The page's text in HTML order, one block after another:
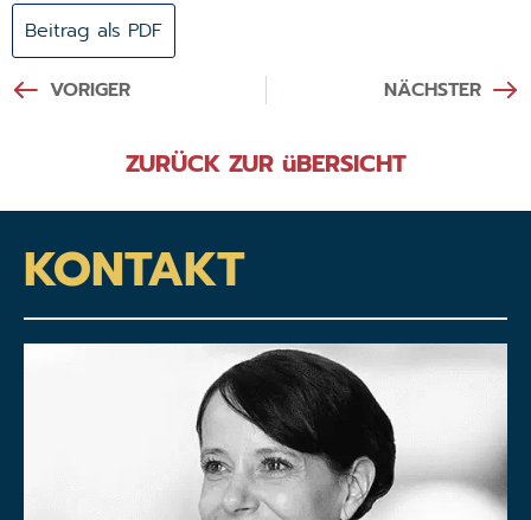
Beitrag als PDF
VORIGER NÄCHSTER
ZURÜCK ZUR üBERSICHT
KONTAKT